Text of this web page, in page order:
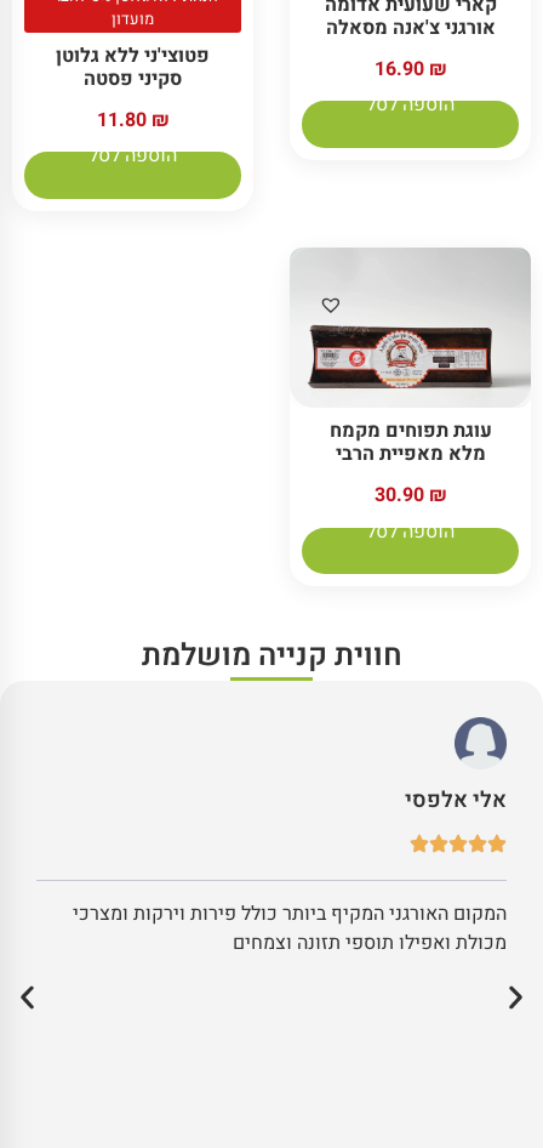
אורגני צ'אנה מסאלה
16.90 ₪
הוספה לסל
מועדון
פטוצי'ני ללא גלוטן
סקיני פסטה
11.80 ₪
הוספה לסל
עוגת תפוחים מקמח
מלא מאפיית הרבי
30.90 ₪
הוספה לסל
חווית קנייה מושלמת
אלי אלפסי
המקום האורגני המקיף ביותר כולל פירות וירקות ומצרכי
מכולת ואפילו תוספי תזונה וצמחים